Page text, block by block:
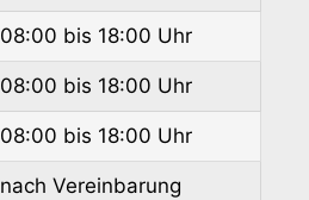
08:00 bis 18:00 Uhr
08:00 bis 18:00 Uhr
08:00 bis 18:00 Uhr
nach Vereinbarung